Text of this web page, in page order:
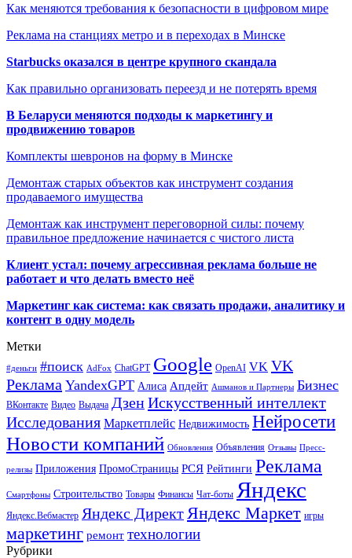
Как меняются требования к безопасности в цифровом мире
Реклама на станциях метро и в переходах в Минске
Starbucks оказался в центре крупного скандала
Как правильно организовать переезд и не потерять время
В Беларуси меняются подходы к маркетингу и
продвижению товаров
Комплекты шевронов на форму в Минске
Демонтаж старых объектов как инструмент создания
продаваемого имущества
Демонтаж как инструмент переговорной силы: почему
правильное предложение начинается с чистого листа
Клиент устал: почему агрессивная реклама больше не
работает и что делать вместо неё
Маркетинг как система: как связать продажи, аналитику и
контент в одну модель
Метки
#деньги #поиск AdFox ChatGPT Google OpenAI VK VK
Реклама YandexGPT Алиса Апдейт Ашманов и Партнеры Бизнес
ВКонтакте Видео Выдача ДзенИскусственный интеллект
Исследования Маркетплейс Недвижимость Нейросети
Новости компаний Обновления Объявления Отзывы Пресс-
релизы Приложения ПромоСтраницы РСЯ Рейтинги Реклама
Смартфоны Строительство Товары Финансы Чат-боты Яндекс
Яндекс.Вебмастер Яндекс Директ Яндекс Маркет игры
маркетинг ремонт технологии
Рубрики